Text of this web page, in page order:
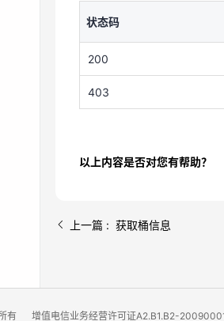
403
状态码
200
403
以上内容是否对您有帮助？
上一篇 : 获取桶信息
有 增值电信业务经营许可证A2.B1.B2-